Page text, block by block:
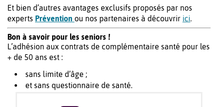
Et bien d’autres avantages exclusifs proposés par nos
experts Prévention ou nos partenaires à découvrir ici.
Bon à savoir pour les seniors !
L’adhésion aux contrats de complémentaire santé pour les
+ de 50 ans est :
sans limite d’âge ;
et sans questionnaire de santé.